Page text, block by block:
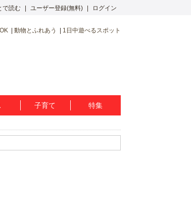
で読む ユーザー登録(無料) ログイン
動物とふれあう 1日中遊べるスポット
子育て 特集